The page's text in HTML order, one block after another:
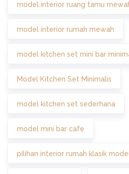
model interior ruang tamu
model interior rumah mewah
model kitchen set mini bar
Model Kitchen Set Minimalis
model kitchen set sederhana
model mini bar cafe
pilihan interior rumah klasik